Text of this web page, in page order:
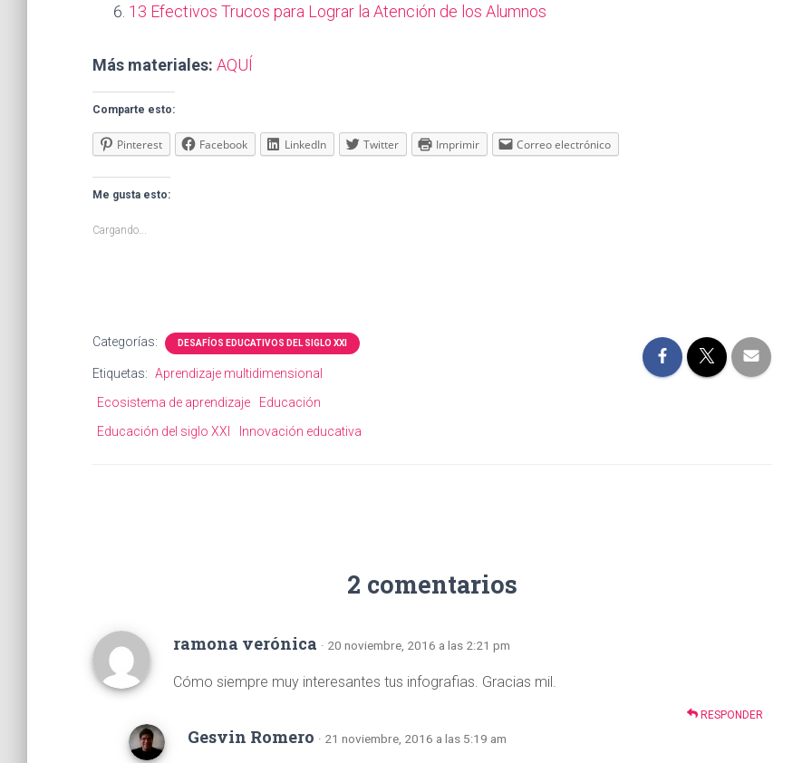
13 Efectivos Trucos para Lograr la Atención de los Alumnos
Más materiales: AQUÍ
Comparte esto:
Pinterest Facebook LinkedIn Twitter Imprimir Correo electrónico
Me gusta esto:
Cargando...
Categorías: DESAFÍOS EDUCATIVOS DEL SIGLO XXI
Etiquetas: Aprendizaje multidimensional
Ecosistema de aprendizaje
Educación
Educación del siglo XXI
Innovación educativa
2 comentarios
ramona verónica · 20 noviembre, 2016 a las 2:21 pm
Cómo siempre muy interesantes tus infografias. Gracias mil.
RESPONDER
Gesvin Romero · 21 noviembre, 2016 a las 5:19 am